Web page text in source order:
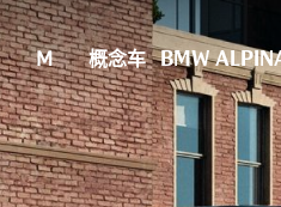
M 概念车 BMW